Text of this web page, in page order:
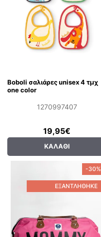
Boboli σαλιάρες unisex 4 τμχ
one color
1270997407
19,95€
ΚΑΛΆΘΙ
-30%
ΕΞΑΝΤΛΉΘΗΚΕ